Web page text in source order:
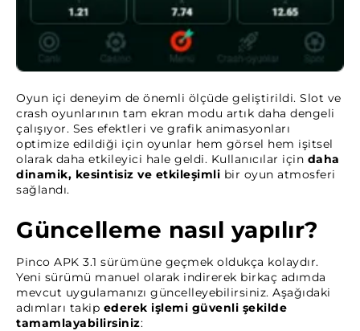
Oyun içi deneyim de önemli ölçüde geliştirildi. Slot ve
crash oyunlarının tam ekran modu artık daha dengeli
çalışıyor. Ses efektleri ve grafik animasyonları
optimize edildiği için oyunlar hem görsel hem işitsel
olarak daha etkileyici hale geldi. Kullanıcılar için daha
dinamik, kesintisiz ve etkileşimli bir oyun atmosferi
sağlandı.
Güncelleme nasıl yapılır?
Pinco APK 3.1 sürümüne geçmek oldukça kolaydır.
Yeni sürümü manuel olarak indirerek birkaç adımda
mevcut uygulamanızı güncelleyebilirsiniz. Aşağıdaki
adımları takip ederek işlemi güvenli şekilde
tamamlayabilirsiniz: